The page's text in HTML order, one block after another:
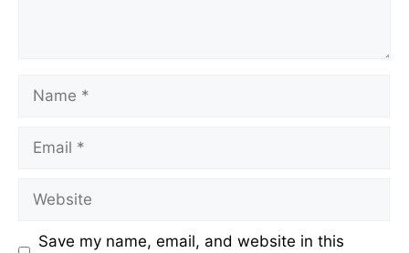
Save my name, email, and website in this